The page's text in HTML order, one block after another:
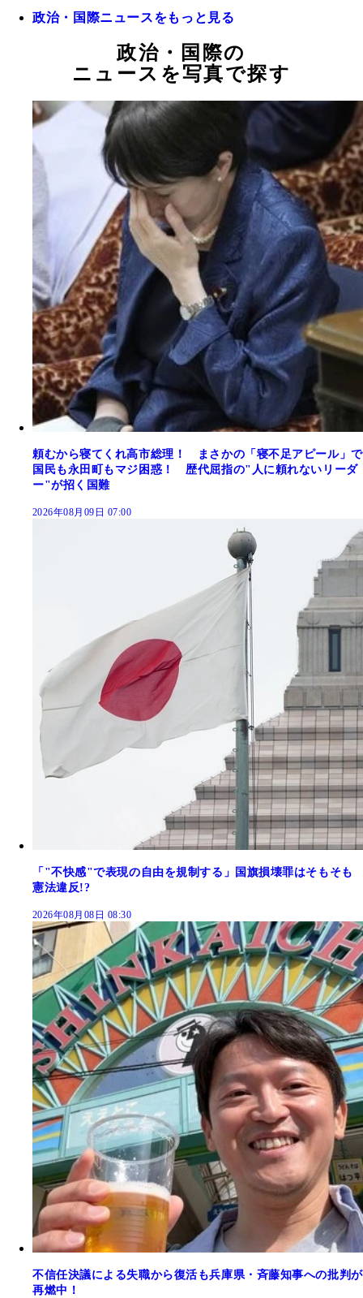
政治・国際ニュースをもっと見る
政治・国際の
ニュースを写真で探す
頼むから寝てくれ高市総理！ まさかの「寝不足アピール」で
国民も永田町もマジ困惑！ 歴代屈指の"人に頼れないリーダ
ー"が招く国難
2026年08月09日 07:00
「"不快感"で表現の自由を規制する」国旗損壊罪はそもそも
憲法違反!?
2026年08月08日 08:30
不信任決議による失職から復活も兵庫県・斉藤知事への批判が
再燃中！